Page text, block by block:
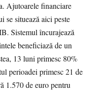
Ajutoarele financiare
se situează aici peste
Sistemul încurajează
beneficiază de un
13 luni primesc 80%
perioadei primesc 21 de
1.570 de euro pentru